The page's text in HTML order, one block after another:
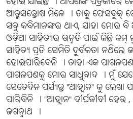
ଆତ୍ମସନ୍ତୋଷ ମିଳେ । ତାକୁ ଫେସବୁକ୍
ସବୁ କବିମାନଙ୍କର ଥାଏ, ଯାହା ମୋର
ଓଡ଼ିଆ ସାହିତ୍ୟର ଉନ୍ନତି ପାଇଁ କିଛି
ସାହିତ୍ୟ ପ୍ରତି ସେମିତି ଦୁର୍ବଳତା ନଥିଲେ
ହୋଇପାରିବେନି । ତାହା ଏକ
ପାଗଳପଣକୁ ମୋର ସାଧୁବାଦ । ମୁଁ
ସେତେଦିନ ପର୍ଯ୍ୟନ୍ତ "ଆହ୍ୱାନ" କୁ
ପାରିବିନି । "ଆହ୍ୱାନ" ଦୀର୍ଘଜୀବୀ
ଜଗନ୍ନାଥ ।